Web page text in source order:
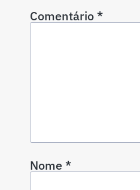
Comentário*
Nome*